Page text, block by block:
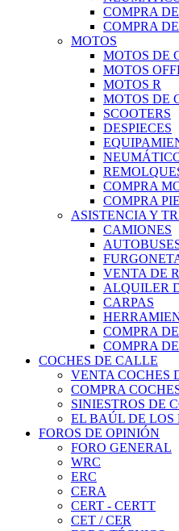
COMPRA
COMPRA
MOTOS
MOTOS DE
MOTOS
MOTOS R
MOTOS DE
SCOOTERS
DESPIECES
COMPRA
COMPRA
ASISTENCIA Y
CAMIONES
VENTA DE
ALQUILER
CARPAS
COMPRA
COMPRA
COCHES DE CALLE
VENTA COCHES
COMPRA
SINIESTROS DE
EL BAÚL DE LOS
FOROS DE OPINIÓN
FORO GENERAL
WRC
ERC
CERA
CERT - CERTT
CET / CER